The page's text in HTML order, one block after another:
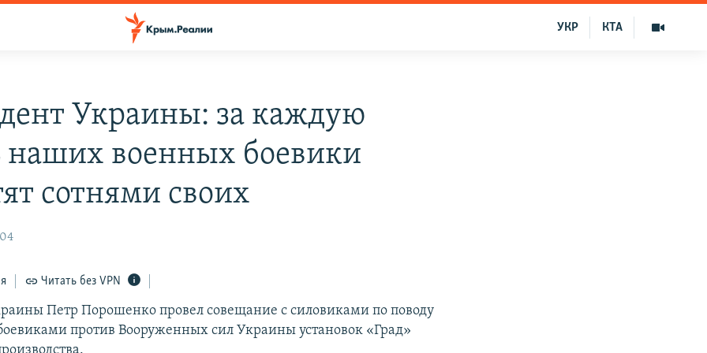
КТА
УКР
Украины: за каждую
военных боевики
сотнями своих
Читать без VPN
Петр Порошенко провел совещание с силовиками по поводу
против Вооруженных сил Украины установок «Град»